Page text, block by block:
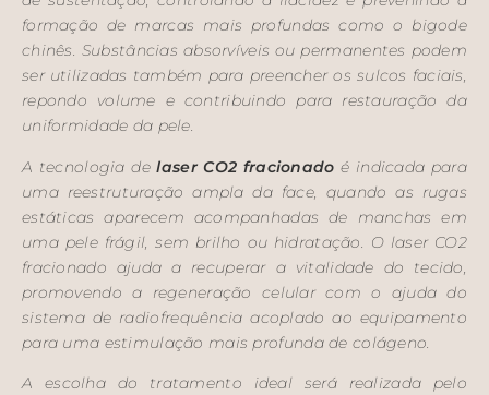
formação de marcas mais profundas como o bigode
chinês. Substâncias absorvíveis ou permanentes podem
ser utilizadas também para preencher os sulcos faciais,
repondo volume e contribuindo para restauração da
uniformidade da pele.
A tecnologia delaser CO2 fracionado é indicada para
uma reestruturação ampla da face, quando as rugas
estáticas aparecem acompanhadas de manchas em
uma pele frágil, sem brilho ou hidratação. O laser CO2
fracionado ajuda a recuperar a vitalidade do tecido,
promovendo a regeneração celular com o ajuda do
sistema de radiofrequência acoplado ao equipamento
para uma estimulação mais profunda de colágeno.
A escolha do tratamento ideal será realizada pelo